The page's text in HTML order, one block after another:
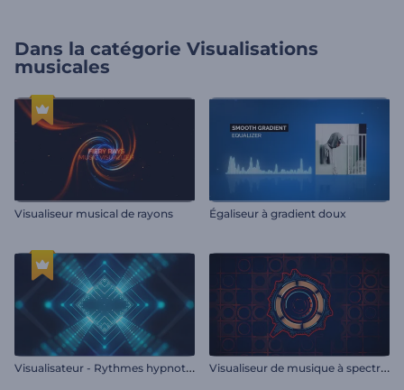
Dans la catégorie Visualisations
musicales
Visualiseur musical de rayons Égaliseur à gradient doux
V
isualisateur - Rythmes hypnotiques V
isualiseur de musique à spectre audio plat